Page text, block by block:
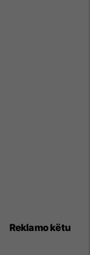
Reklamo këtu